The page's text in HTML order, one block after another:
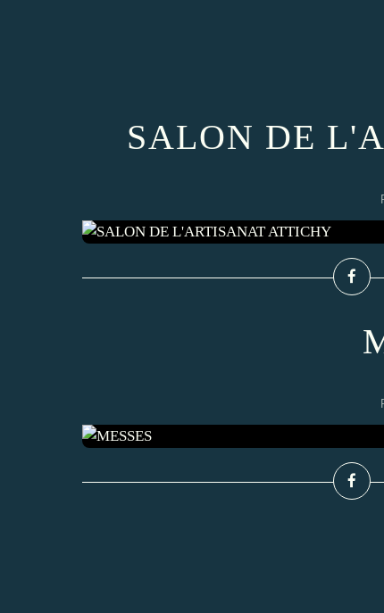
SALON DE